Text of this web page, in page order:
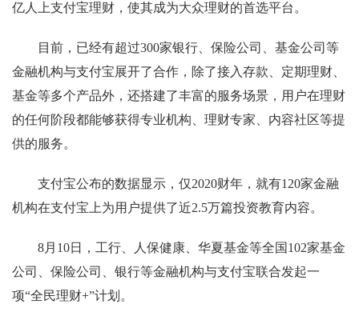
亿人上支付宝理财，使其成为大众理财的首选平台。
目前，已经有超过300家银行、保险公司、基金公司等
金融机构与支付宝展开了合作，除了接入存款、定期理财、
基金等多个产品外，还搭建了丰富的服务场景，用户在理财
的任何阶段都能够获得专业机构、理财专家、内容社区等提
供的服务。
支付宝公布的数据显示，仅2020财年，就有120家金融
机构在支付宝上为用户提供了近2.5万篇投资教育内容。
8月10日，工行、人保健康、华夏基金等全国102家基金
公司、保险公司、银行等金融机构与支付宝联合发起一
项“全民理财+”计划。